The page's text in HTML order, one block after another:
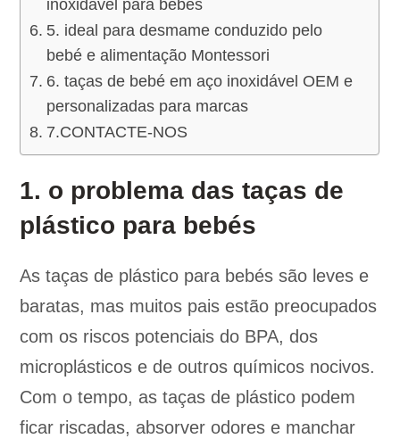
inoxidável para bebés
5. ideal para desmame conduzido pelo
bebé e alimentação Montessori
6. taças de bebé em aço inoxidável OEM e
personalizadas para marcas
7.CONTACTE-NOS
1. o problema das taças de
plástico para bebés
As taças de plástico para bebés são leves e
baratas, mas muitos pais estão preocupados
com os riscos potenciais do BPA, dos
microplásticos e de outros químicos nocivos.
Com o tempo, as taças de plástico podem
ficar riscadas, absorver odores e manchar